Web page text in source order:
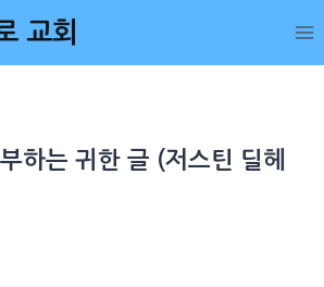
교회
하는 귀한 글 (저스틴 딜헤